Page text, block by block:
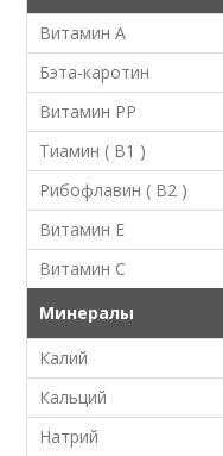
Витамин A
Бэта-каротин
Витамин PP
Тиамин ( B1 )
Рибофлавин ( B2 )
Витамин E
Витамин C
Минералы
Калий
Кальций
Натрий